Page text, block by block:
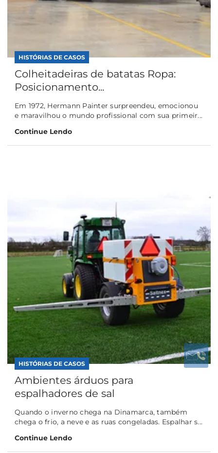
HISTÓRIAS DE CASOS
Colheitadeiras de batatas Ropa:
Posicionamento...
Em 1972, Hermann Painter surpreendeu, emocionou
e maravilhou o mundo profissional com sua primeir...
Continue Lendo
HISTÓRIAS DE CASOS
Ambientes árduos para
espalhadores de sal
Quando o inverno chega na Dinamarca, também
chega o frio, a neve e as ruas congeladas. Espalhar s...
Continue Lendo